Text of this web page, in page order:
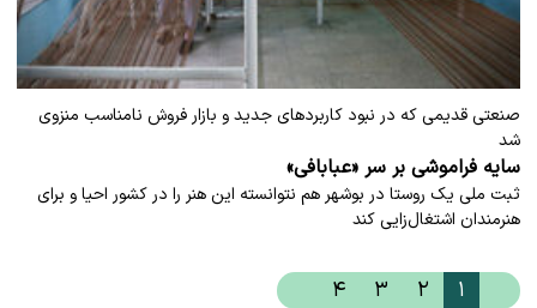
صنعتی قدیمی که در نبود کاربردهای جدید و بازار فروش نامناسب منزوی
شد
سایه فراموشی بر سر «عبابافی»
ثبت ملی یک روستا در بوشهر هم نتوانسته این هنر را در کشور احیا و برای
هنرمندان اشتغال‌زایی کند
۱ ۲ ۳ ۴